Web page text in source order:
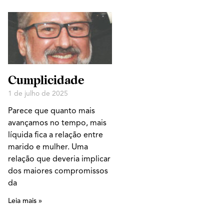
Cumplicidade
1 de julho de 2025
Parece que quanto mais
avançamos no tempo, mais
líquida fica a relação entre
marido e mulher. Uma
relação que deveria implicar
dos maiores compromissos
da
Leia mais »